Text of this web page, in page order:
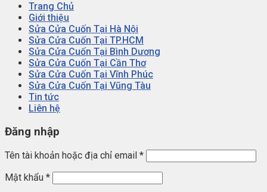
Trang Chủ
Giới thiệu
Sửa Cửa Cuốn Tại Hà Nội
Sửa Cửa Cuốn Tại TP.HCM
Sửa Cửa Cuốn Tại Bình Dương
Sửa Cửa Cuốn Tại Cần Thơ
Sửa Cửa Cuốn Tại Vĩnh Phúc
Sửa Cửa Cuốn Tại Vũng Tàu
Tin tức
Liên hệ
Đăng nhập
Tên tài khoản hoặc địa chỉ email *
Mật khẩu *